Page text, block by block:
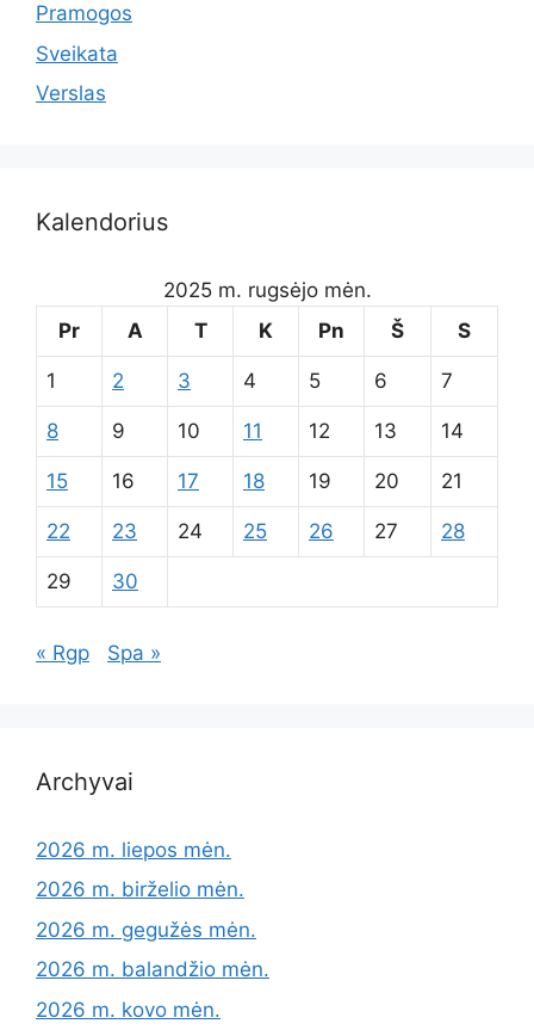
Pramogos
Sveikata
Verslas
Kalendorius
2025 m. rugsėjo mėn.
Pr
A T K Pn Š S
1 2 3 4 5 6 7
8 9 10 11 12 13 14
15 16 17 18 19 20 21
22 23 24 25 26 27 28
29 30
« Rgp Spa »
Archyvai
2026 m. liepos mėn.
2026 m. birželio mėn.
2026 m. gegužės mėn.
2026 m. balandžio mėn.
2026 m. kovo mėn.